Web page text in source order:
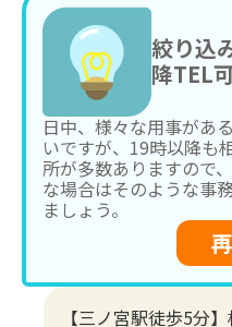
絞り込
降TEL可
日中、様々な用事があ
いですが、19時以降も
所が多数ありますので
な場合はそのような事
ましょう。
【三ノ宮駅徒歩5分